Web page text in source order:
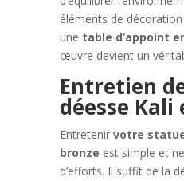
éléments de
une table d’appoint
œuvre devient un
Entretien
déesse Kali
Entretenir votre
bronze est simple et
d’efforts. Il suffit de la